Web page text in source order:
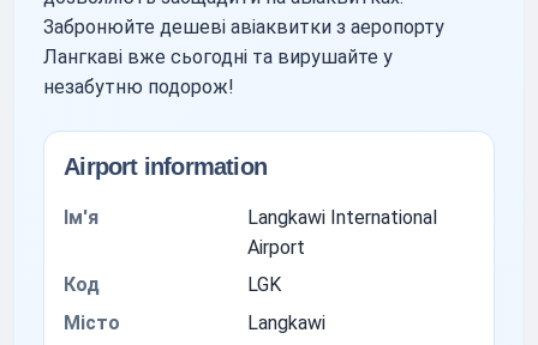
Забронюйте дешеві авіаквитки з аеропорту
Лангкаві вже сьогодні та вирушайте у
незабутню подорож!
Airport information
Ім'я
Langkawi International
Airport
Код
LGK
Місто
Langkawi